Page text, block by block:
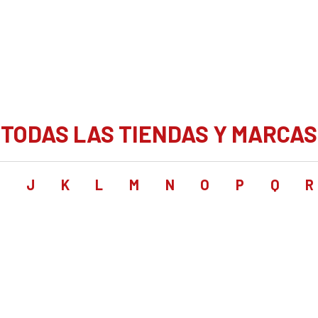
TODAS LAS TIENDAS Y MARCAS
J K L M N O P Q R